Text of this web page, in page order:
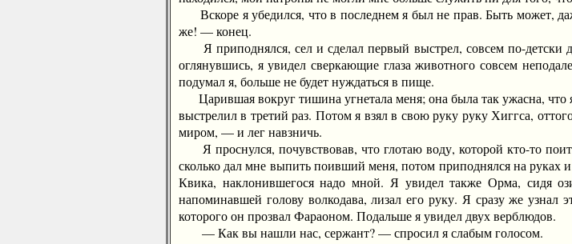
Вскоре я убедился, что в последнем я был не прав. Быть может,
же! — конец.
Я приподнялся, сел и сделал первый выстрел, совсем по-детски
оглянувшись, я увидел сверкающие глаза животного совсем
подумал я, больше не будет нуждаться в пище.
Царившая вокруг тишина угнетала меня; она была так ужасна, что
выстрелил в третий раз. Потом я взял в свою руку руку Хиггса,
миром, — и лег навзничь.
Я проснулся, почувствовав, что глотаю воду, которой кто-то
сколько дал мне выпить поивший меня, потом приподнялся на руках
Квика, наклонившегося надо мной. Я увидел также Орма, сидя
напоминавшей голову волкодава, лизал его руку. Я сразу же
которого он прозвал Фараоном. Подальше я увидел двух верблюдов.
— Как вы нашли нас, сержант? — спросил я слабым голосом.